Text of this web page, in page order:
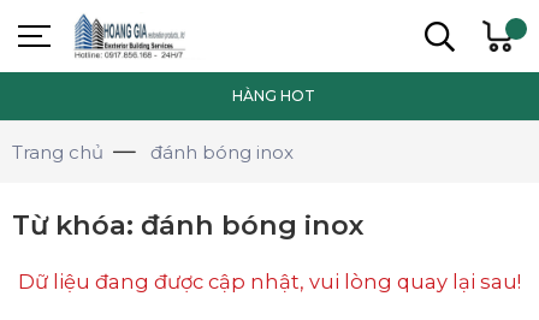
HÀNG HOT
Trang chủ đánh bóng inox
Từ khóa: đánh bóng inox
Dữ liệu đang được cập nhật, vui lòng quay lại sau!